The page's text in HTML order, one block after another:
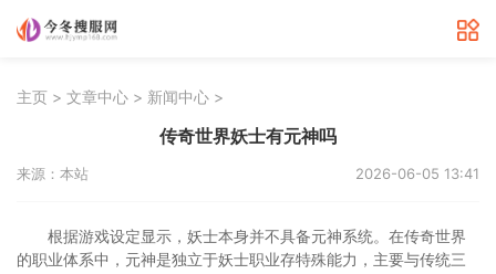
主页 > 文章中心 > 新闻中心 >
传奇世界妖士有元神吗
来源：本站 2026-06-05 13:41
根据游戏设定显示，妖士本身并不具备元神系统。在传奇世界
的职业体系中，元神是独立于妖士职业存特殊能力，主要与传统三